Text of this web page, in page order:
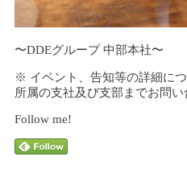
〜DDEグループ 中部本社〜
※ イベント、告知等の詳細に
所属の支社及び支部までお問い
Follow me!